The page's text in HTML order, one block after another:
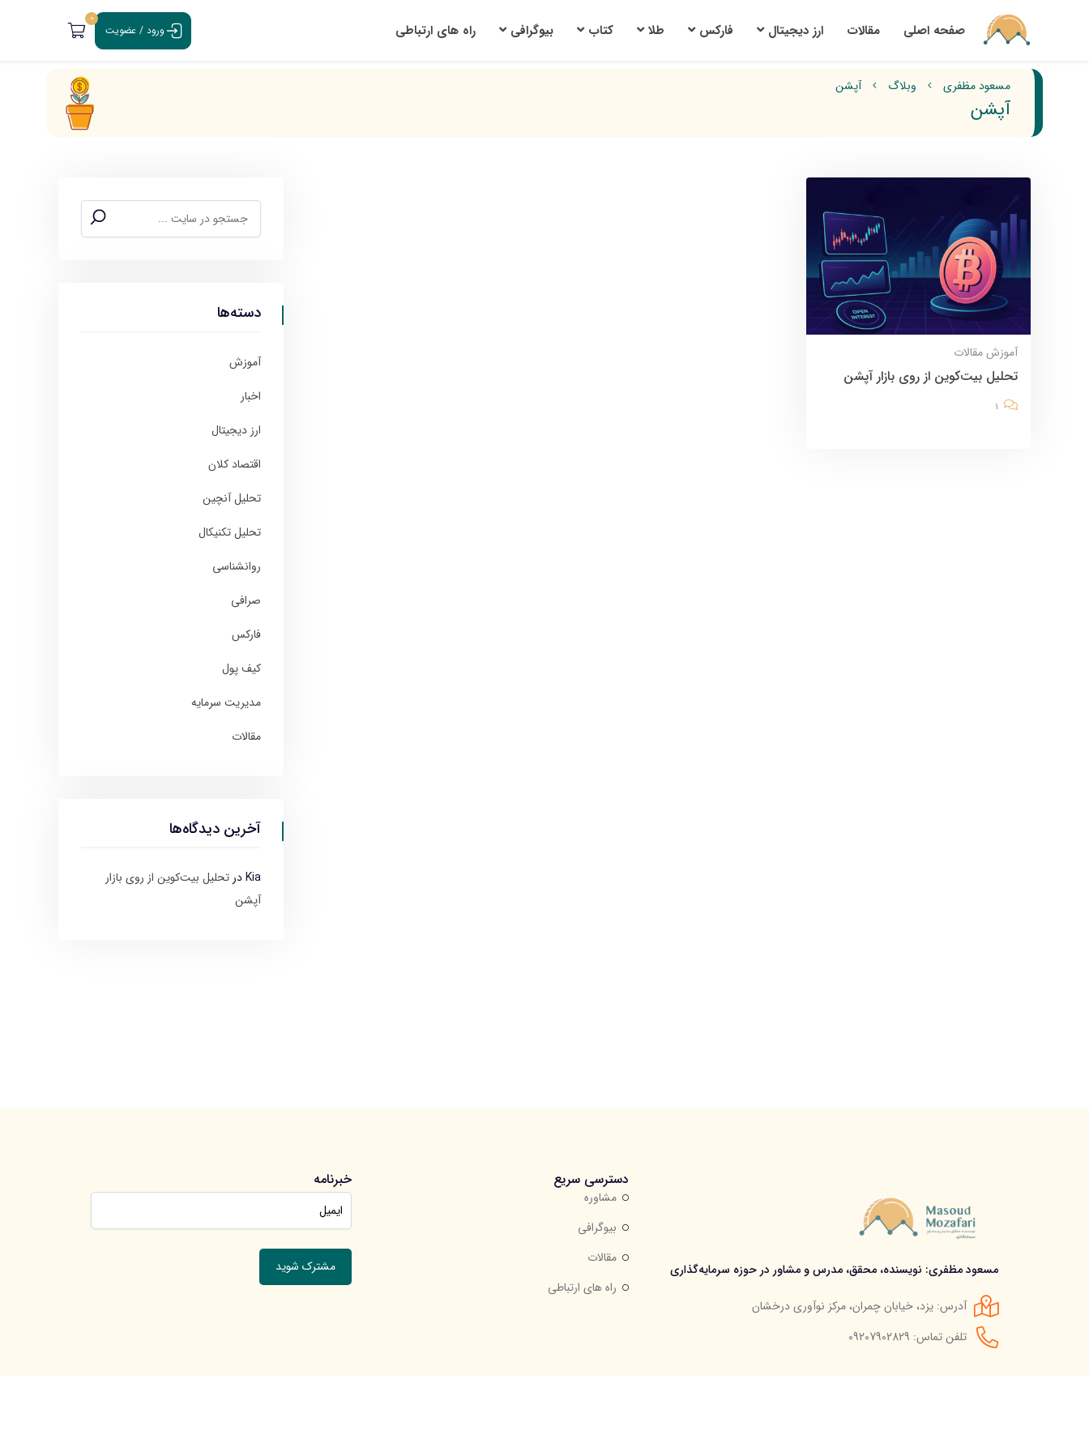
صفحه اصلی مقالات ارز‌ دیجیتال فارکس طلا کتاب بیوگرافی راه های ارتباطی ورود / عضویت
0
مسعود مظفری وبلاگ آپشن
آپشن
آموزشمقالات
تحلیل بیت‌کوین از روی بازار آپشن
1
دسته‌ها
آموزش
اخبار
ارز دیجیتال
اقتصاد کلان
تحلیل آنچین
تحلیل تکنیکال
روانشناسی
صرافی
فارکس
کیف پول
مدیریت سرمایه
مقالات
آخرین دیدگاه‌ها
Kiaدرتحلیل بیت‌کوین از روی بازار
آپشن
مسعود مظفری: نویسنده، محقق، مدرس و مشاور در حوزه سرمایه‌گذاری
آدرس: یزد، خیابان چمران، مرکز نوآوری درخشان
تلفن تماس: 09207902829
دسترسی سریع
مشاوره
بیوگرافی
مقالات
راه های ارتباطی
خبرنامه
جهت عضویت در خبرنامه ایمیل خود را وارد کنید.